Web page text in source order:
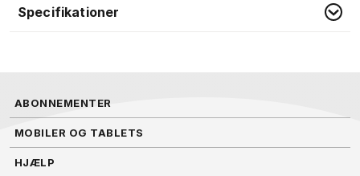
Specifikationer
ABONNEMENTER
MOBILER OG TABLETS
HJÆLP